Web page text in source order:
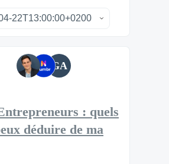
GA
: quels
déduire de ma